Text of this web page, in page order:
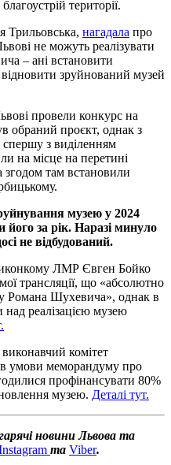
території.
Трильовська, нагадала про
не можуть реалізувати
– ані встановити
зруйнований музей
провели конкурс на
обраний проєкт, однак з
спершу з виділенням
на місце на перетині
там встановили
музею у 2024
його за рік. Наразі минуло
не відбудований.
ЛМР Євген Бойко
трансляції, що «абсолютно
Романа Шухевича», однак в
над реалізацією музею
комітет
умови меморандуму про
профінансувати 80%
музею. Деталі тут.
новини Львова та
та Viber.